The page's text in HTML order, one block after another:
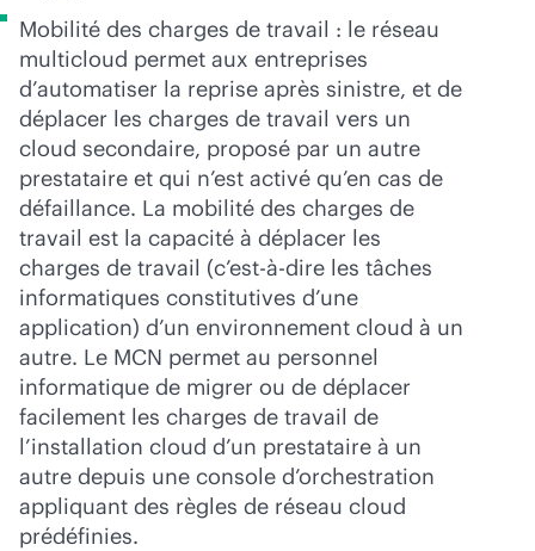
Mobilité des charges de travail : le réseau
multicloud permet aux entreprises
d’automatiser la reprise après sinistre, et de
déplacer les charges de travail vers un
cloud secondaire, proposé par un autre
prestataire et qui n’est activé qu’en cas de
défaillance. La mobilité des charges de
travail est la capacité à déplacer les
charges de travail (c’est-à-dire les tâches
informatiques constitutives d’une
application) d’un environnement cloud à un
autre. Le MCN permet au personnel
informatique de migrer ou de déplacer
facilement les charges de travail de
l’installation cloud d’un prestataire à un
autre depuis une console d’orchestration
appliquant des règles de réseau cloud
prédéfinies.